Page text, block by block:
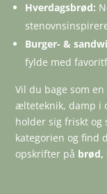
Hverdagsbrød:
Burger- &
fylde med
Vil du bage som
ælteteknik, damp i
holder sig friskt og
kategorien og find
opskrifter på brød,